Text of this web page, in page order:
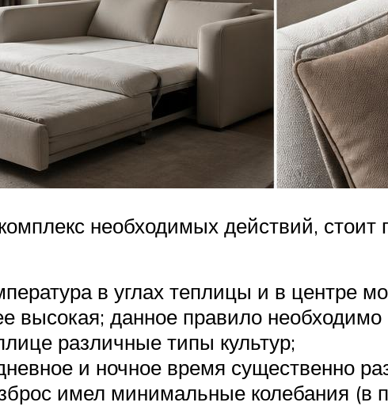
необходимых действий,
в углах теплицы и в центре
высокая; данное правило
различные типы культур;
и ночное время существенно
имел минимальные колебания (в